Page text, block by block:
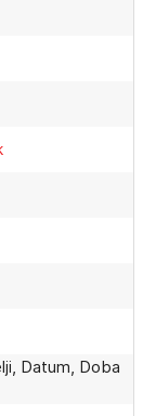
Datum, Doba